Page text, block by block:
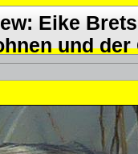
Eike
und der